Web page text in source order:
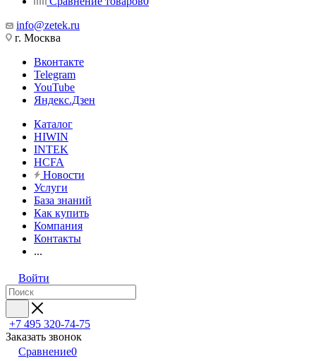
info@zetek.ru
г. Москва
Вконтакте
Telegram
YouTube
Яндекс.Дзен
Каталог
HIWIN
INTEK
HCFA
Новости
Услуги
База знаний
Как купить
Компания
Контакты
...
Войти
+7 495 320-74-75
Заказать звонок
Сравнение0